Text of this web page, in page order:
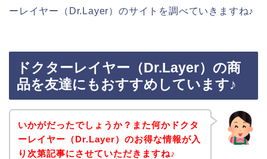
ーレイヤー（Dr.Layer）のサイトを調べていきますね♪
ドクターレイヤー（Dr.Layer）の商
品を友達にもおすすめしています♪
いかがだったでしょうか？また何かドクタ
ーレイヤー（Dr.Layer）のお得な情報が入
り次第記事にさせていただきますね♪